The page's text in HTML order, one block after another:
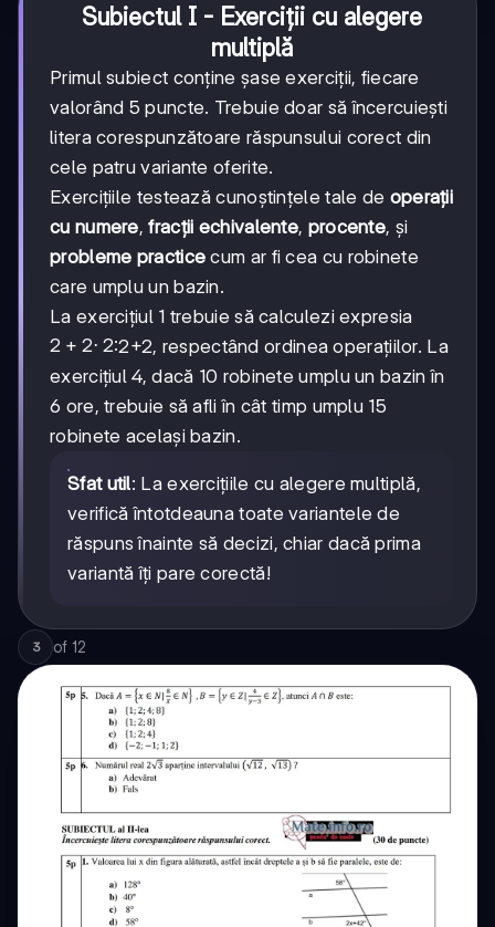
Subiectul I - Exerciții cu alegere
multiplă
Primul subiect conține șase exerciții, fiecare
valorând 5 puncte. Trebuie doar să încercuiești
litera corespunzătoare răspunsului corect din
cele patru variante oferite.
Exercițiile testează cunoștințele tale de operații
cu numere,fracții echivalente, procente, și
probleme practice cum ar fi cea cu robinete
care umplu un bazin.
La exercițiul 1 trebuie să calculezi expresia
2+2·2
2 + 2⋅ 2:2+2, respectând ordinea operațiilor. La
exercițiul 4, dacă 10 robinete umplu un bazin în
6 ore, trebuie să afli în cât timp umplu 15
robinete același bazin.
Sfat util: La exercițiile cu alegere multiplă,
verifică întotdeauna toate variantele de
răspuns înainte să decizi, chiar dacă prima
variantă îți pare corectă!
3 of 12